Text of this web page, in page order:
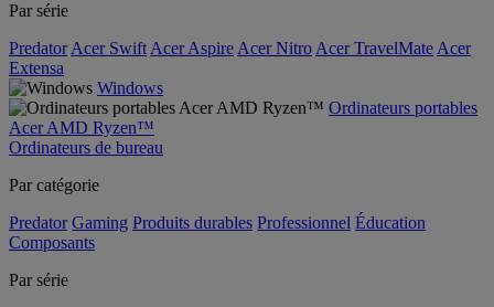
Par série
Predator Acer Swift Acer Aspire Acer Nitro Acer TravelMate Acer
Extensa
Windows
Ordinateurs portables
Acer AMD Ryzen™
Ordinateurs de bureau
Par catégorie
Predator Gaming Produits durables Professionnel Éducation
Composants
Par série